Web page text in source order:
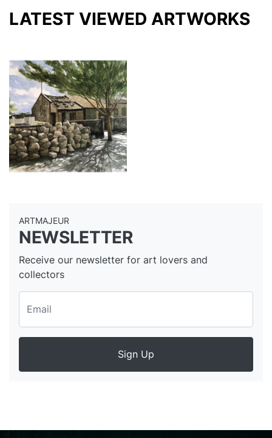
LATEST VIEWED ARTWORKS
ARTMAJEUR
NEWSLETTER
Receive our newsletter for art lovers and
collectors
Sign Up